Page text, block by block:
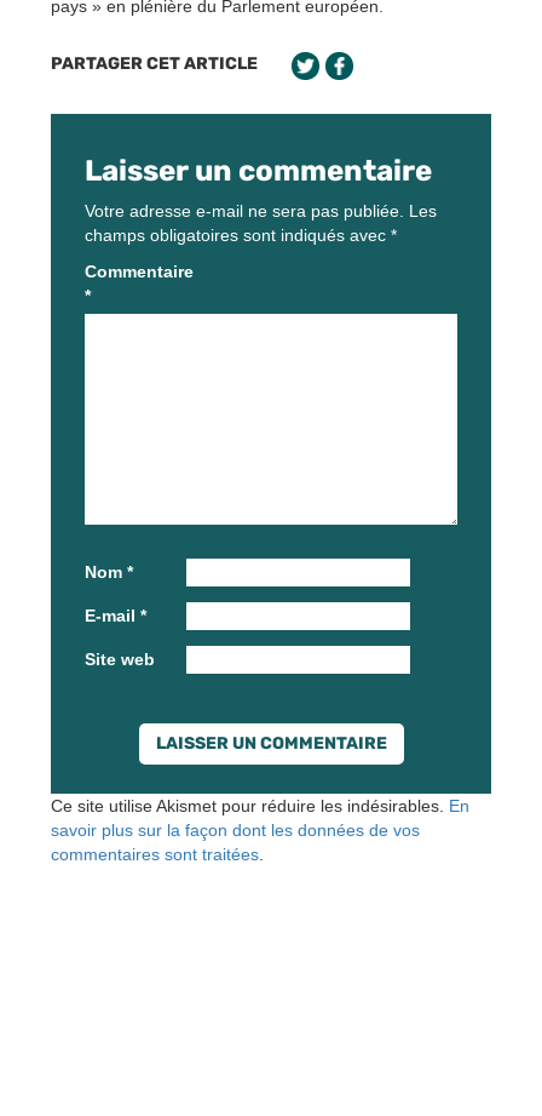
pays » en plénière du Parlement européen.
PARTAGER CET ARTICLE
Laisser un commentaire
Votre adresse e-mail ne sera pas publiée. Les
champs obligatoires sont indiqués avec *
Commentaire
*
Nom *
E-mail *
Site web
Ce site utilise Akismet pour réduire les indésirables. En
savoir plus sur la façon dont les données de vos
commentaires sont traitées.